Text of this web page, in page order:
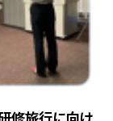
修旅行に向け